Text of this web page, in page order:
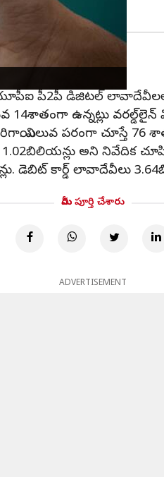
పీ2పీ డిజిటల్
ఉన్నట్లు వరల్డ్‌లైన్
విలువ పరంగా చూస్తే 76
అని నివేదిక
డెబిట్ కార్డ్ లావాదేవీలు
మీరు పూర్తి చేశారు
ADVERTISEMENT